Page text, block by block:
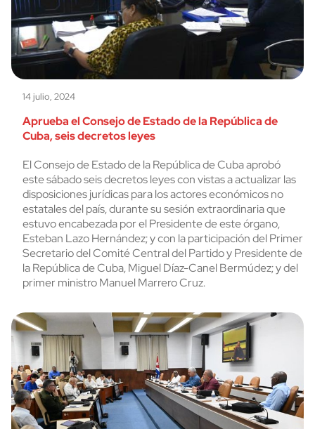
14 julio, 2024
Aprueba el Consejo de Estado de la República de
Cuba, seis decretos leyes
El Consejo de Estado de la República de Cuba aprobó
este sábado seis decretos leyes con vistas a actualizar las
disposiciones jurídicas para los actores económicos no
estatales del país, durante su sesión extraordinaria que
estuvo encabezada por el Presidente de este órgano,
Esteban Lazo Hernández; y con la participación del Primer
Secretario del Comité Central del Partido y Presidente de
la República de Cuba, Miguel Díaz-Canel Bermúdez; y del
primer ministro Manuel Marrero Cruz.